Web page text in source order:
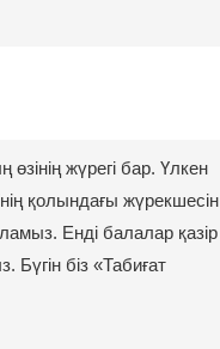
жүрегі бар. Үлкен
қолындағы жүрекшесін
Енді балалар қазір
біз «Табиғат